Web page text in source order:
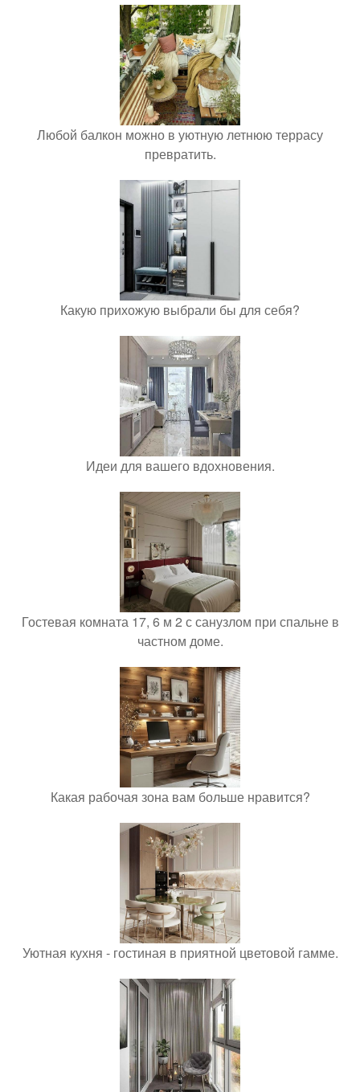
Любой балкон можно в уютную летнюю террасу
превратить.
Какую прихожую выбрали бы для себя?
Идеи для вашего вдохновения.
Гостевая комната 17, 6 м 2 с санузлом при спальне в
частном доме.
Какая рабочая зона вам больше нравится?
Уютная кухня - гостиная в приятной цветовой гамме.